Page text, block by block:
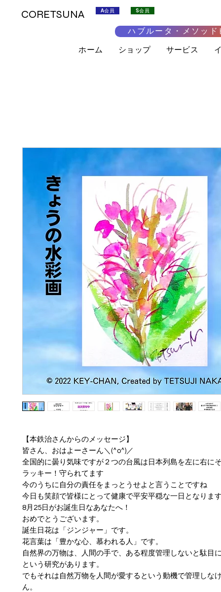
CORETSUNA A会員 S会員
ハブルータ・メソッド
ホーム ショップ サービス
【本鉄治さんからのメッセージ】
皆さん、おはよーさーん＼(^o^)／
全国的に曇り気味ですが２つの台風は日本列島を左に右に
ラッキー！守られてます
今のうちに自分の責任をまっとうせよと言うことですね
今日も笑顔で皆様にとって健康で平安平穏な一日となりま
8月25日がお誕生日なあなたへ！
おめでとうございます。
誕生日花は「ジンジャー」です。
花言葉は「豊かな心、慕われる人」です。
自然界の万物は、人間の手で、ある程度管理しないと駄目
という研究があります。
でもそれは自然万物を人間が愛するという動機で管理しな
ん。